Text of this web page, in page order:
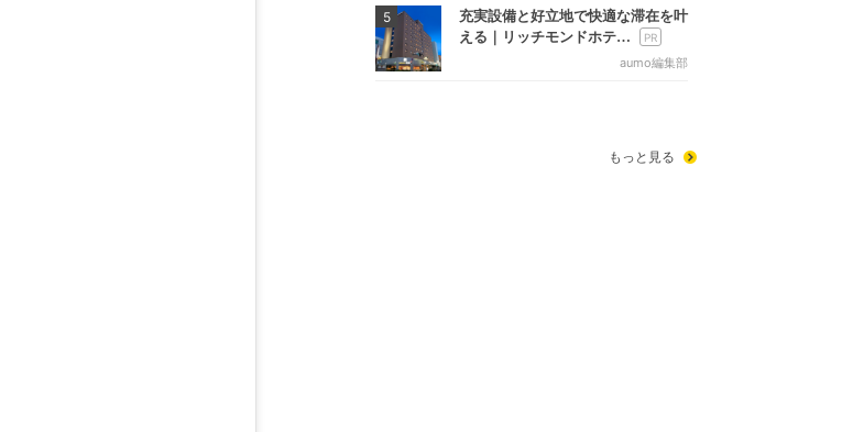
5
充実設備と好立地で快適な滞在を叶
える｜リッチモンドホテ…
aumo編集部
もっと見る